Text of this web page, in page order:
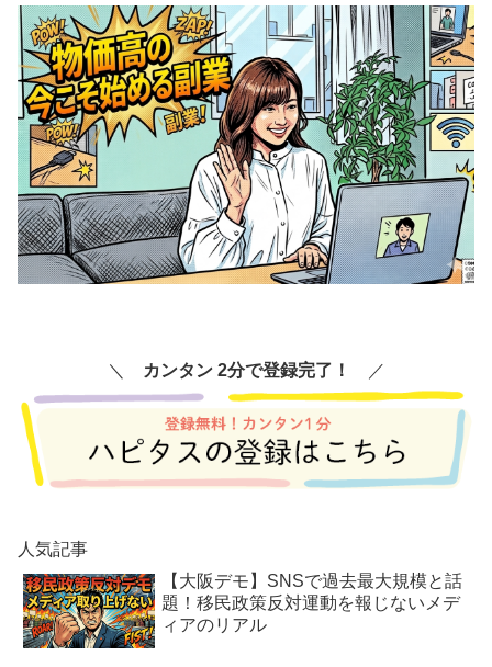
＼ カンタン 2分で登録完了！ ／
人気記事
【大阪デモ】SNSで過去最大規模と話
題！移民政策反対運動を報じないメデ
ィアのリアル